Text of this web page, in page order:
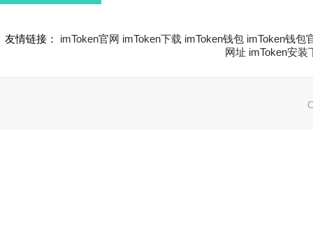
友情链接： imToken官网 imToken下载 imToken钱包 imToken钱包
网址 imToken安装